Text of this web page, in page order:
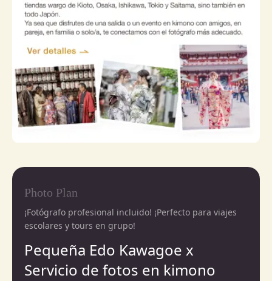
Photo Plan
¡Fotógrafo profesional incluido! ¡Perfecto para viajes
escolares y tours en grupo!
Pequeña Edo Kawagoe x
Servicio de fotos en kimono